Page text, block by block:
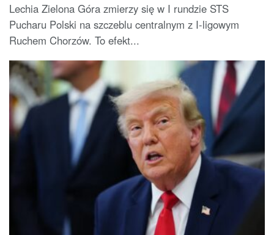
Lechia Zielona Góra zmierzy się w I rundzie STS
Pucharu Polski na szczeblu centralnym z I-ligowym
Ruchem Chorzów. To efekt...